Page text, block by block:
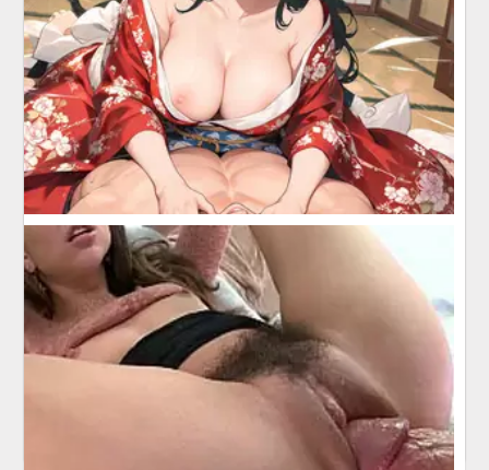
Niegrzeczne zabawy w
trójkącie
7 kwietnia 2016
Laseczki niegrzecznie zabawiają się z mężczyzną.
Trójkącik wymarzony dla każdego mężczyzny. Bardzo
starannie zajmują się gościem, obciągają mu sztywną pałę
a on będąc im wdzięczny, robi każdej laseczce minetkę.